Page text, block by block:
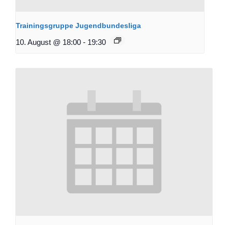
Trainingsgruppe Jugendbundesliga
10. August @ 18:00 - 19:30